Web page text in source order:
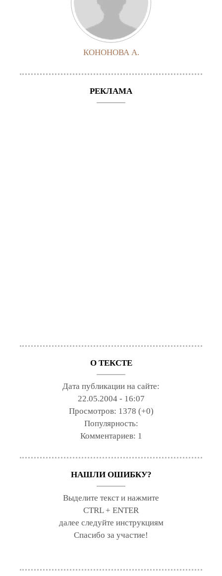
КОНОНОВА А.
РЕКЛАМА
О ТЕКСТЕ
Дата публикации на сайте:
22.05.2004 - 16:07
Просмотров: 1378 (+0)
Популярность:
Комментариев: 1
НАШЛИ ОШИБКУ?
Выделите текст и нажмите
CTRL + ENTER
далее следуйте инструкциям
Спасибо за участие!